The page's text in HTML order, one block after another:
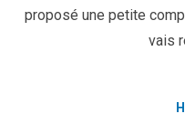
proposé une petite
vais